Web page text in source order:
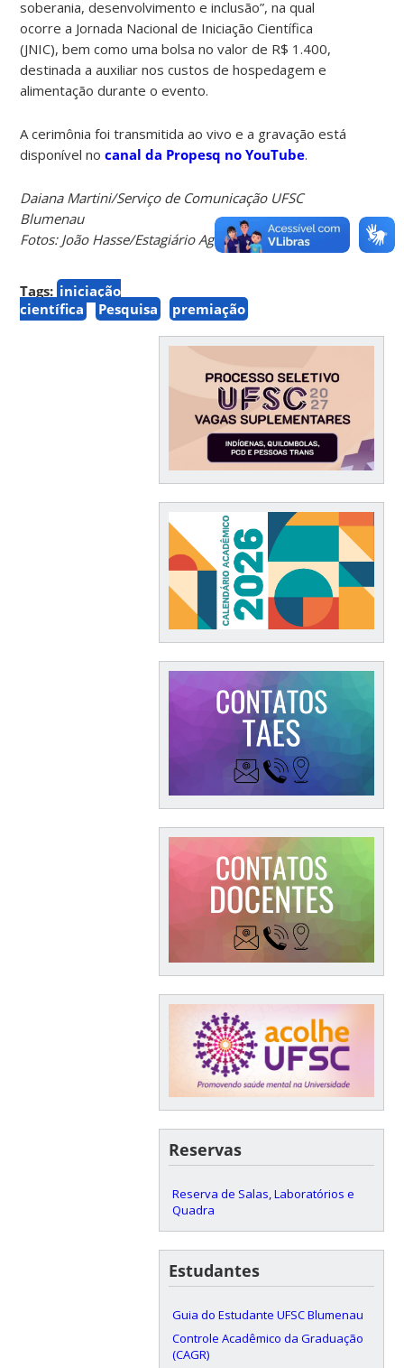
soberania, desenvolvimento e inclusão”, na qual
ocorre a Jornada Nacional de Iniciação Científica
(JNIC), bem como uma bolsa no valor de R$ 1.400,
destinada a auxiliar nos custos de hospedagem e
alimentação durante o evento.
A cerimônia foi transmitida ao vivo e a gravação está
disponível nocanal da Propesq no YouTube.
Daiana Martini/Serviço de Comunicação UFSC
Blumenau
Fotos: João Hasse/Estagiário Agecom
Tags: iniciação
científica
Pesquisa premiação
Reservas
Reserva de Salas, Laboratórios e
Quadra
Estudantes
Guia do Estudante UFSC Blumenau
Controle Acadêmico da Graduação
(CAGR)